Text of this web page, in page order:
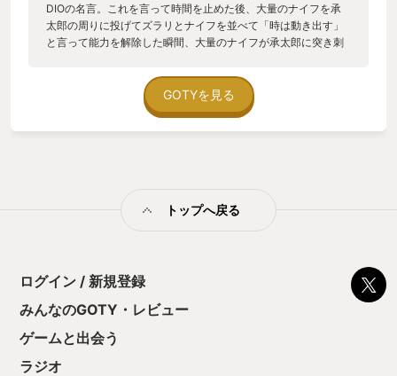
DIOの名言。これを言って時間を止めた後、大量のナイフを承
太郎の周りに投げてズラリとナイフを並べて「時は動き出す」
と言って能力を解除した瞬間、大量のナイフが承太郎に突き刺
公の咲夜はナイフで戦うメイドで、時止め能力を持っている女
性。時止めをしている間に大量のナイフを投げることができ、
時が動き出したら投げた方向にそれが飛んでいきます。 雑魚だ
て、所々にいるボスと時止めアクションや様々な魔法、そして
んが開発したゲームですので安定感があり最初から最期までし
ることで、HPやMPが回復するという鬼畜仕様のため、リスク
を取らなければ戦えないというアクセントがとても良く、時止
めと合わせて「俺つぇえええ」感が楽しめました。実際には下
手くそなで弱いんですけど。 ということで、時止めアクショ
GOTYを見る
トップへ戻る
ログイン / 新規登録
みんなのGOTY・レビュー
ゲームと出会う
ラジオ